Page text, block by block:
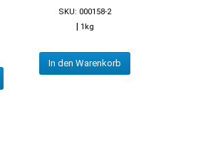
SKU: 000158-2
| 1kg
In den Warenkorb